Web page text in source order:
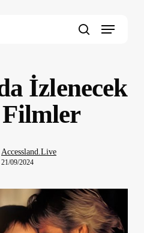
Menu
İzlenecek
Filmler
Accessland.Live
21/09/2024